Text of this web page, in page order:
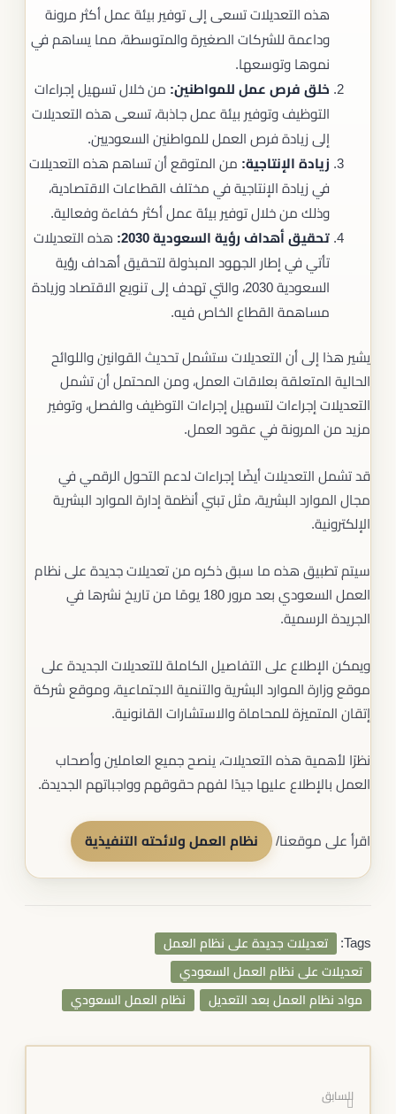
هذه التعديلات تسعى إلى توفير بيئة عمل أكثر مرونة
وداعمة للشركات الصغيرة والمتوسطة، مما يساهم في
نموها وتوسعها.
خلق فرص عمل للمواطنين: من خلال تسهيل إجراءات
التوظيف وتوفير بيئة عمل جاذبة، تسعى هذه التعديلات
إلى زيادة فرص العمل للمواطنين السعوديين.
زيادة الإنتاجية: من المتوقع أن تساهم هذه التعديلات
في زيادة الإنتاجية في مختلف القطاعات الاقتصادية،
وذلك من خلال توفير بيئة عمل أكثر كفاءة وفعالية.
تحقيق أهداف رؤية السعودية 2030:
هذه التعديلات
تأتي في إطار الجهود المبذولة لتحقيق أهداف رؤية
السعودية 2030، والتي تهدف إلى تنويع الاقتصاد وزيادة
مساهمة القطاع الخاص فيه.
يشير هذا إلى أن التعديلات ستشمل تحديث القوانين واللوائح
الحالية المتعلقة بعلاقات العمل، ومن المحتمل أن تشمل
التعديلات إجراءات لتسهيل إجراءات التوظيف والفصل، وتوفير
مزيد من المرونة في عقود العمل.
قد تشمل التعديلات أيضًا إجراءات لدعم التحول الرقمي في
مجال الموارد البشرية، مثل تبني أنظمة إدارة الموارد البشرية
الإلكترونية.
سيتم تطبيق هذه ما سبق ذكره من تعديلات جديدة على نظام
العمل السعودي بعد مرور 180 يومًا من تاريخ نشرها في
الجريدة الرسمية.
ويمكن الإطلاع على التفاصيل الكاملة للتعديلات الجديدة على
موقع وزارة الموارد البشرية والتنمية الاجتماعية، وموقع شركة
إتقان المتميزة للمحاماة والاستشارات القانونية.
نظرًا لأهمية هذه التعديلات، ينصح جميع العاملين وأصحاب
العمل بالإطلاع عليها جيدًا لفهم حقوقهم وواجباتهم الجديدة.
اقرأ على موقعنا/ نظام العمل ولائحته التنفيذية
Tags:
تعديلات جديدة على نظام العمل
تعديلات على نظام العمل السعودي
مواد نظام العمل بعد التعديل
نظام العمل السعودي
السابق